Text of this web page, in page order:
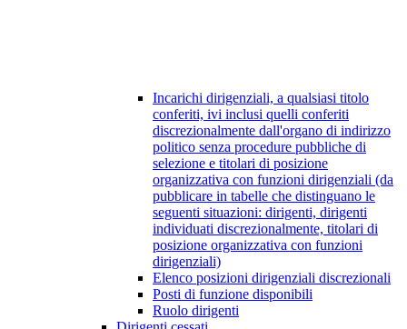
Incarichi dirigenziali, a qualsiasi titolo
conferiti, ivi inclusi quelli conferiti
discrezionalmente dall'organo di indirizzo
politico senza procedure pubbliche di
selezione e titolari di posizione
organizzativa con funzioni dirigenziali (da
pubblicare in tabelle che distinguano le
seguenti situazioni: dirigenti, dirigenti
individuati discrezionalmente, titolari di
posizione organizzativa con funzioni
dirigenziali)
Elenco posizioni dirigenziali discrezionali
Posti di funzione disponibili
Ruolo dirigenti